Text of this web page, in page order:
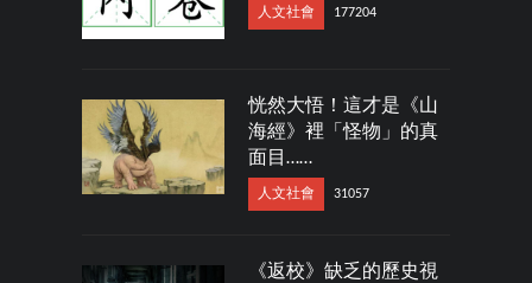
人文社會 177204
恍然大悟！這才是《山
海經》裡「怪物」的真
面目……
人文社會 31057
《返校》缺乏的歷史視